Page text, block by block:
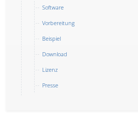
Software
Vorbereitung
Beispiel
Download
Lizenz
Presse